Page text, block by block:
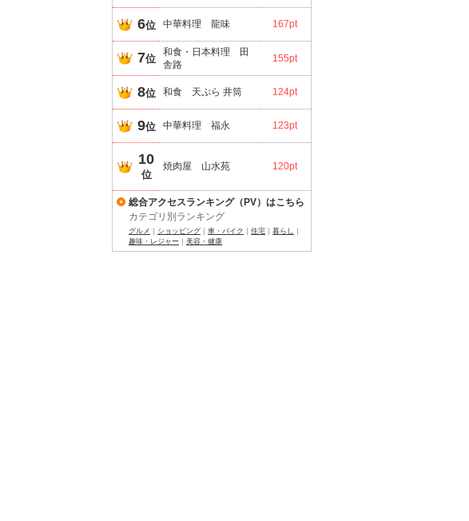
6位 中華料理 龍味 167pt
7位
和食・日本料理 田
舎路
155pt
8位 和食 天ぷら 井筒 124pt
9位 中華料理 福永 123pt
10
位
焼肉屋 山水苑 120pt
総合アクセスランキング（PV）はこちら
カテゴリ別ランキング
グルメ ショッピング 車・バイク 住宅 暮らし
趣味・レジャー
美容・健康